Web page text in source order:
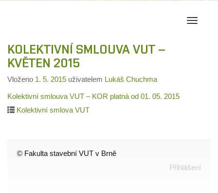
KOLEKTIVNÍ SMLOUVA VUT –
KVĚTEN 2015
Vloženo 1. 5. 2015 uživatelem Lukáš Chuchma
Kolektivní smlouva VUT – KOR platná od 01. 05. 2015
Kolektivní smlova VUT
© Fakulta stavební VUT v Brně
Přihlášení